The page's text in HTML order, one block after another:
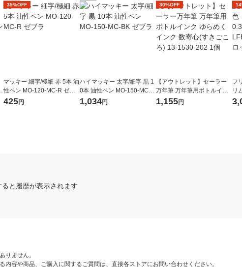
35%OFF
マッキー 細字/極細 赤 5本 油
性ペン MO-120-MC-R ゼブ
ラ
425円
ハイマッキー 太字/細字 黒 1
0本 油性ペン MO-150-MC-B
K ゼブラ
1,034円
30%OFF
【アウトレット】セーラー
万年筆 万年筆用ボトルイン
ク ゆらめくインク 数寄心(す
1,155円
フ
リ
本
と履歴が表示されます
りません。
容や商品、ご購入に関するご質問は、直接各ストアにお問い合わせください。